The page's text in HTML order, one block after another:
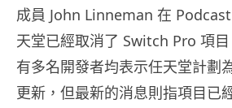
成員 John Linneman 在
天堂已經取消了 Switch Pro 項
有多名開發者均表示任天堂計劃
更新，但最新的消息則指項目已